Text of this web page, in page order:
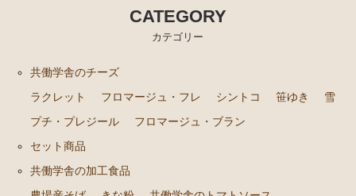
販売期間外の商品(共働学舎製品)
広内エゾリスの谷チーズ社(コバンなど)
NEEDS社/モッツァレラ類
その他の食品（仕入品など）
すじ青のり
CATEGORY
カテゴリー
共働学舎のチーズ
ラクレット
フロマージュ・フレ シントコ 笹ゆき
雪
プチ・プレジール
フロマージュ・ブラン
セット商品
共働学舎の加工食品